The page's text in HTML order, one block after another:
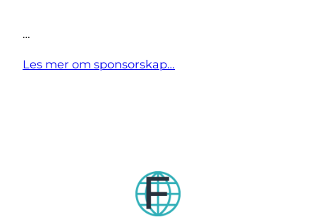
…
Les mer om sponsorskap…